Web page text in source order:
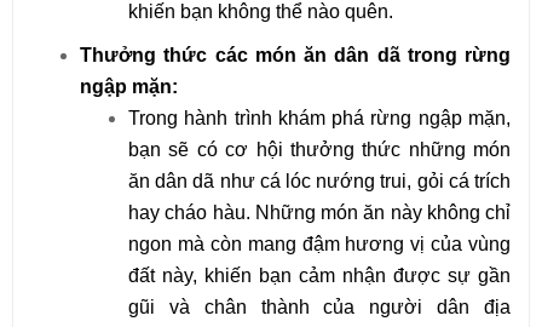
khiến bạn không thể nào quên.
Thưởng thức các món ăn dân dã trong rừng
ngập mặn:
Trong hành trình khám phá rừng ngập mặn,
bạn sẽ có cơ hội thưởng thức những món
ăn dân dã như cá lóc nướng trui, gỏi cá trích
hay cháo hàu. Những món ăn này không chỉ
ngon mà còn mang đậm hương vị của vùng
đất này, khiến bạn cảm nhận được sự gần
gũi và chân thành của người dân địa